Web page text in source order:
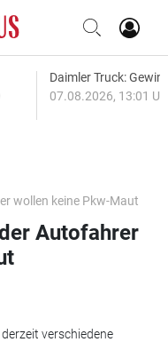
Daimler Truck:
07.08.2026, 13:01
wollen keine Pkw-Maut
Autofahrer
verschiedene